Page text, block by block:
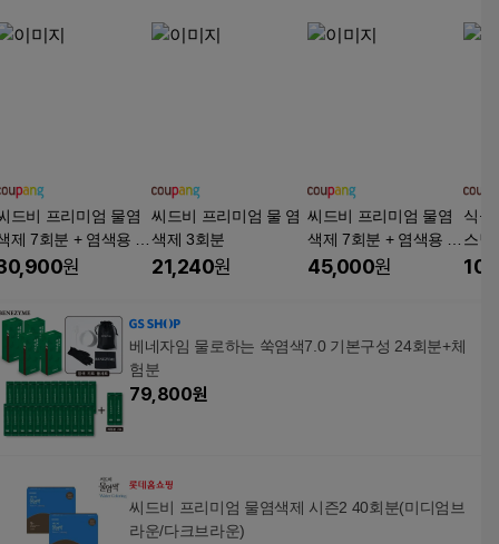
드비 프리미엄 물염
제 7회분 + 염색용 쉐
커 + 트레이 세트, 04
원
씨드비 프리미엄 물 염
색제 3회분
21,240원
씨드비 프리미엄 물염
색제 7회분 + 염색용 쉐
이커 + 트레이 세트, 03
45,000원
식물
스털
오일
베네자임 물로하는 쑥염색7.0 기본구성 24회분+체
험분
79,800원
씨드비 프리미엄 물염색제 시즌2 40회분(미디엄브
라운/다크브라운)